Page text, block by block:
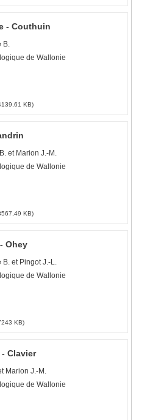
- Couthuin
B.
de Wallonie
KB)
et Marion J.-M.
de Wallonie
KB)
Ohey
et Pingot J.-L.
de Wallonie
KB)
Clavier
Marion J.-M.
de Wallonie